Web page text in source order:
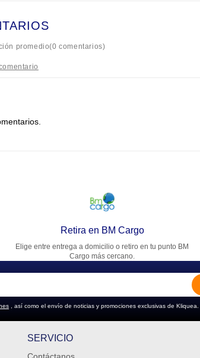
promedio(0 comentarios)
ENVIAR COMENTARIO
Retira en BM Cargo
Elige entre entrega a domicilio o retiro en tu punto BM
Cargo más cercano.
, así como el envío de noticias y promociones exclusivas de Kliquea.
SERVICIO